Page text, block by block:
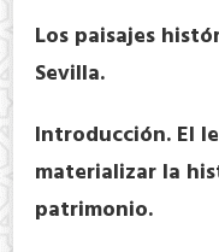
Los paisajes
Sevilla.
Introducción. El
materializar la
patrimonio.